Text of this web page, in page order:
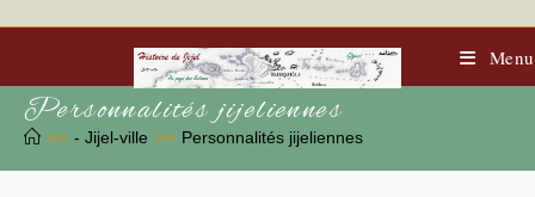
to
Menu
Personnalités jijeliennes
>> - Jijel-ville >> Personnalités jijeliennes